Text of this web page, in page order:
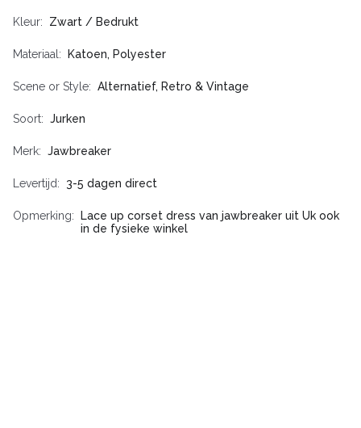
Kleur Zwart / Bedrukt
Materiaal Katoen, Polyester
Scene or Style Alternatief, Retro & Vintage
Soort Jurken
Merk Jawbreaker
Levertijd 3-5 dagen direct
Opmerking
Lace up corset dress van jawbreaker uit Uk ook
in de fysieke winkel